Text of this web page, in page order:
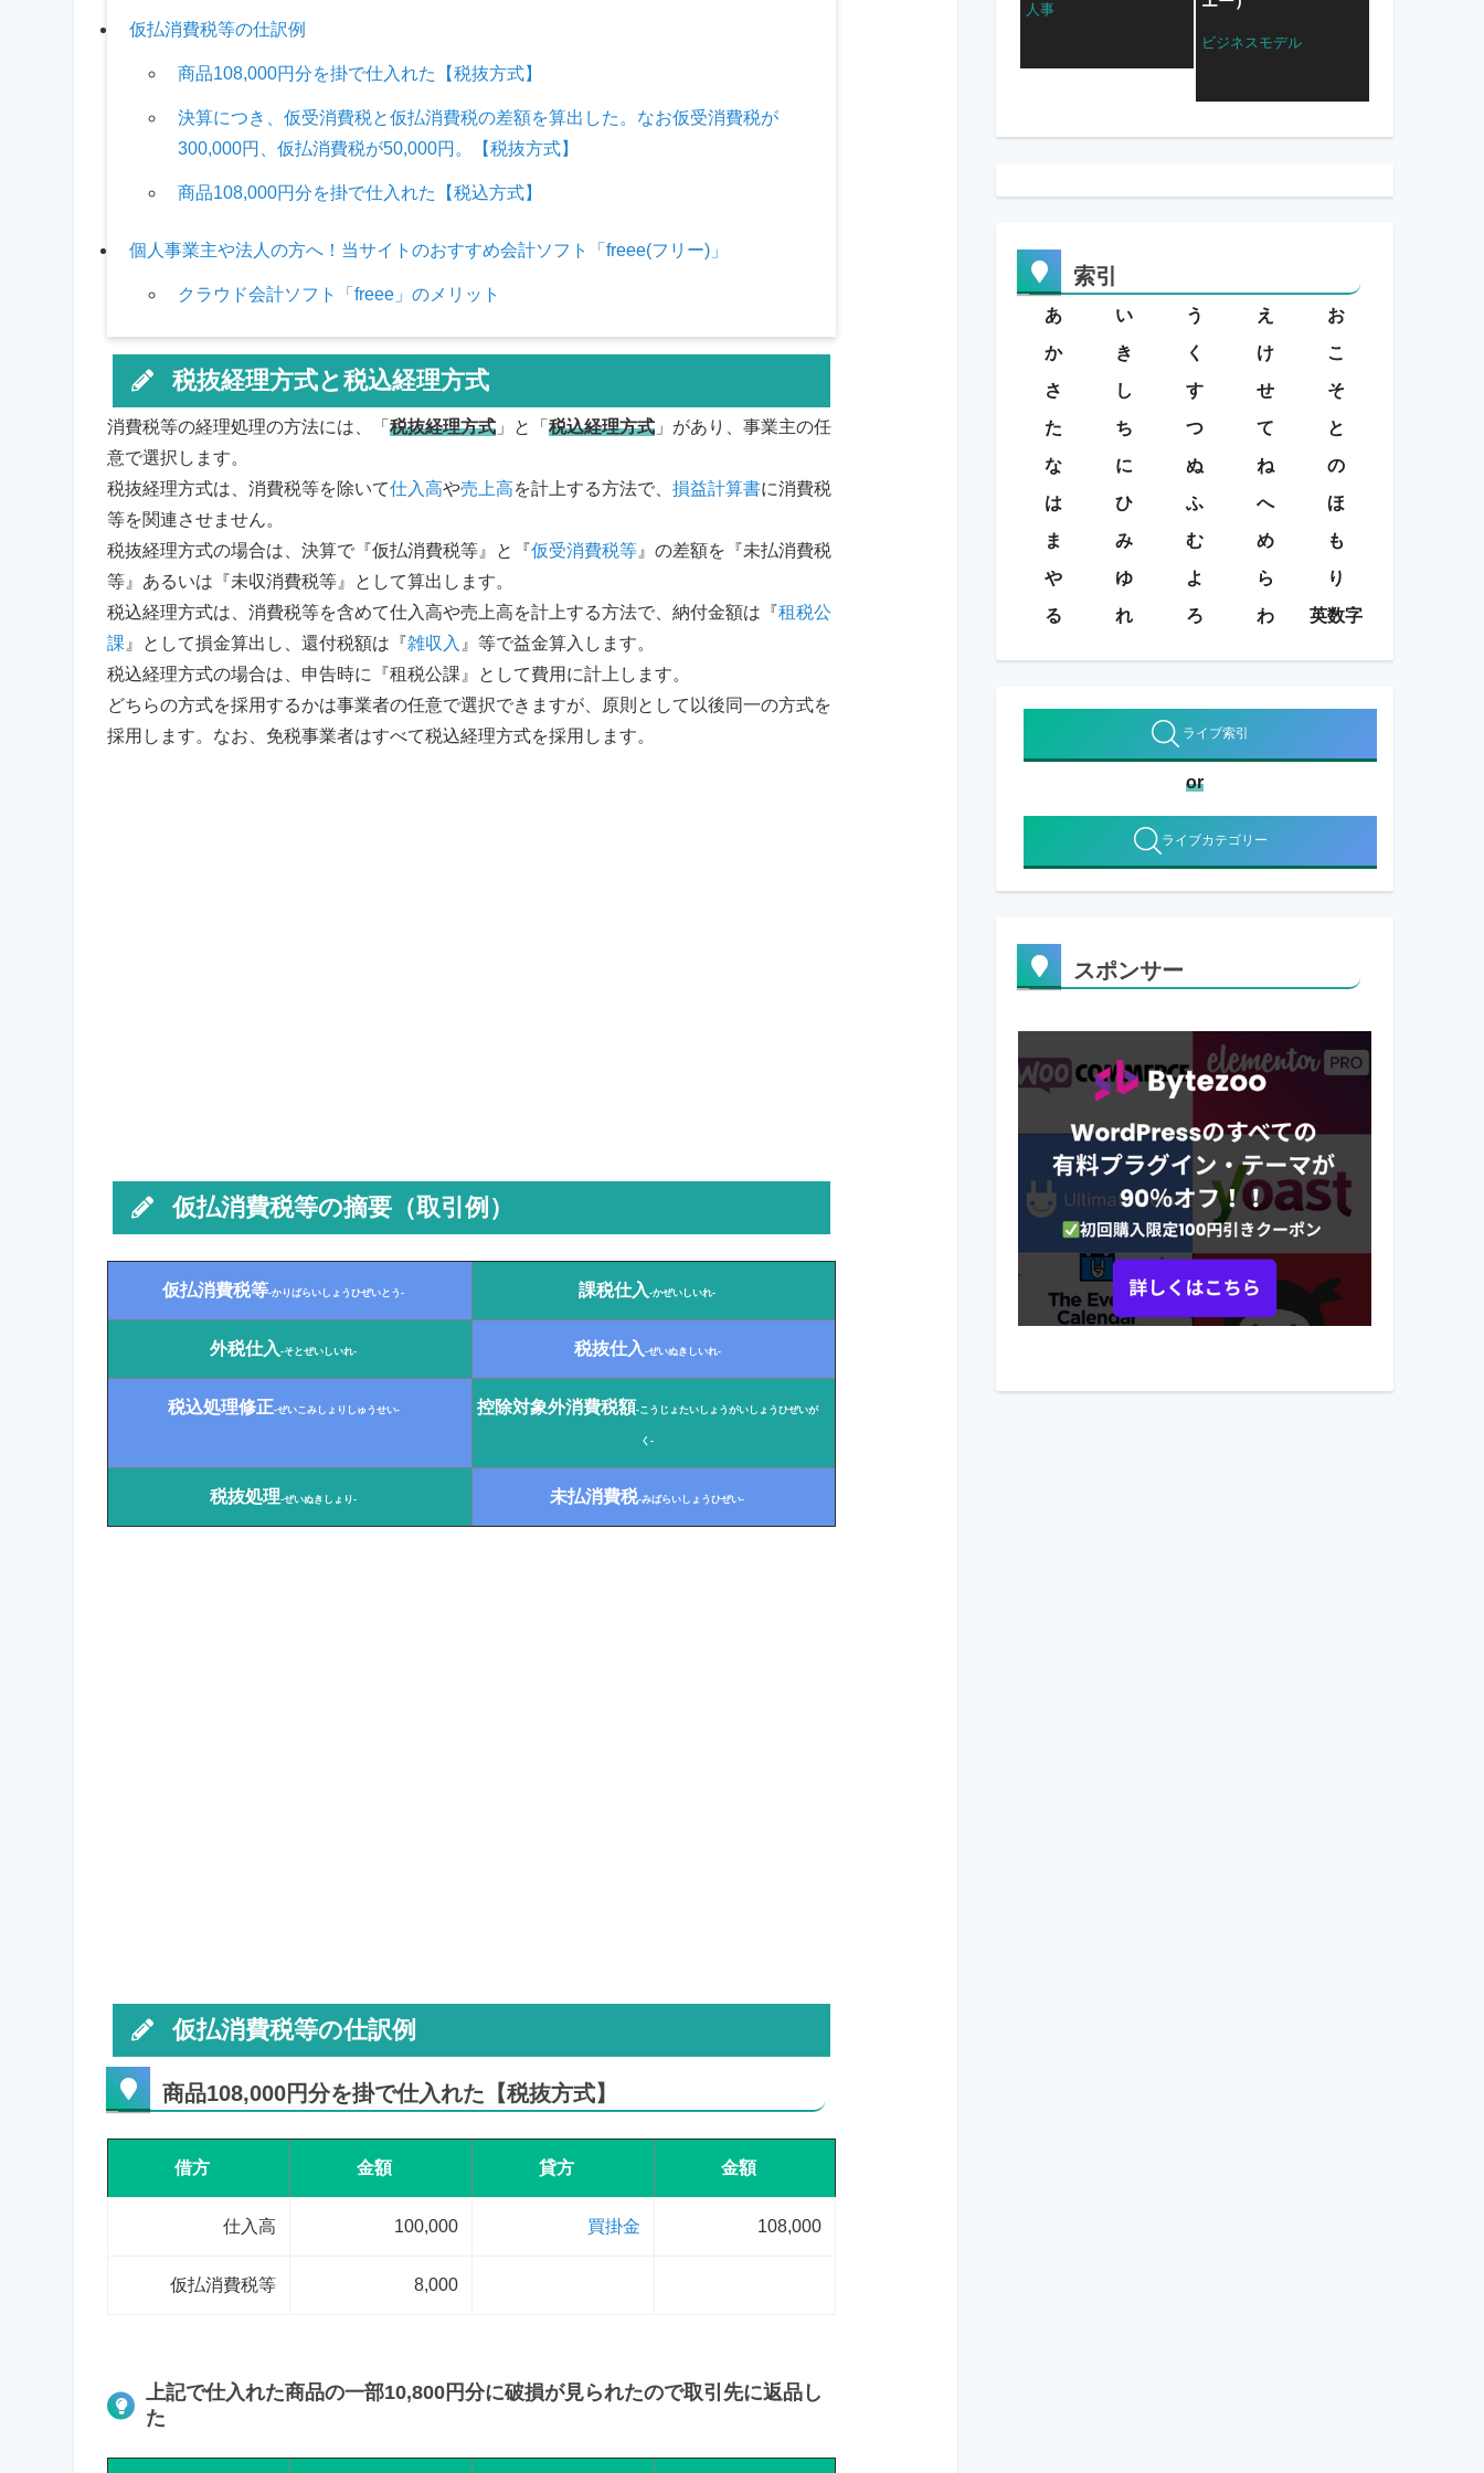
仮払消費税等の仕訳例
商品108,000円分を掛で仕入れた【税抜方式】
決算につき、仮受消費税と仮払消費税の差額を算出した。なお仮受消費税が
300,000円、仮払消費税が50,000円。【税抜方式】
商品108,000円分を掛で仕入れた【税込方式】
個人事業主や法人の方へ！当サイトのおすすめ会計ソフト「freee(フリー)」
クラウド会計ソフト「freee」のメリット
税抜経理方式と税込経理方式
消費税等の経理処理の方法には、「 税抜経理方式 」と「 税込経理方式 」があり、事業主の任
意で選択します。
税抜経理方式は、消費税等を除いて仕入高や売上高を計上する方法で、 損益計算書に消費税
等を関連させません。
税抜経理方式の場合は、決算で『仮払消費税等』と『仮受消費税等 』の差額を『未払消費税
等』あるいは『未収消費税等』として算出します。
税込経理方式は、消費税等を含めて仕入高や売上高を計上する方法で、納付金額は『租税公
課 』として損金算出し、還付税額は『雑収入 』等で益金算入します。
税込経理方式の場合は、申告時に『租税公課』として費用に計上します。
どちらの方式を採用するかは事業者の任意で選択できますが、原則として以後同一の方式を
採用します。なお、免税事業者はすべて税込経理方式を採用します。
仮払消費税等の摘要（取引例）
仮払消費税等-かりばらいしょうひぜいとう- 課税仕入 -かぜいしいれ-
外税仕入 -そとぜいしいれ- 税抜仕入 -ぜいぬきしいれ-
税込処理修正-ぜいこみしょりしゅうせい- 控除対象外消費税額-こうじょたいしょうがいしょうひぜいが
く-
税抜処理-ぜいぬきしょり- 未払消費税-みばらいしょうひぜい-
仮払消費税等の仕訳例
商品108,000円分を掛で仕入れた【税抜方式】
借方 金額 貸方 金額
仕入高 100,000 買掛金 108,000
仮払消費税等 8,000
上記で仕入れた商品の一部10,800円分に破損が見られたので取引先に返品し
た
人事
ビジネスモデル
索引
あ い う え
お
か
き く け
こ
さ
し す せ
そ
た
ち つ て
と
な
に ぬ ね
の
は
ひ ふ へ
ほ
ま
み む め
も
や
ゆ よ ら
り
る
れ ろ わ 英数字
ライブ索引
or
ライブカテゴリー
スポンサー